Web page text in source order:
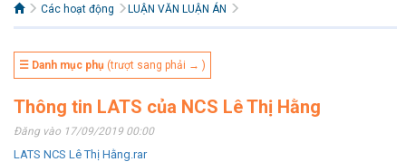
Các hoạt động LUẬN VĂN LUẬN ÁN
☰ Danh mục phụ (trượt sang phải → )
Thông tin LATS của NCS Lê Thị Hằng
Đăng vào 17/09/2019 00:00
LATS NCS Lê Thị Hằng.rar